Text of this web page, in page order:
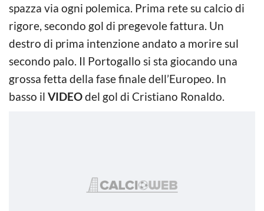
spazza via ogni polemica. Prima rete su calcio di
rigore, secondo gol di pregevole fattura. Un
destro di prima intenzione andato a morire sul
secondo palo. Il Portogallo si sta giocando una
grossa fetta della fase finale dell’Europeo. In
basso il VIDEOdel gol di Cristiano Ronaldo.